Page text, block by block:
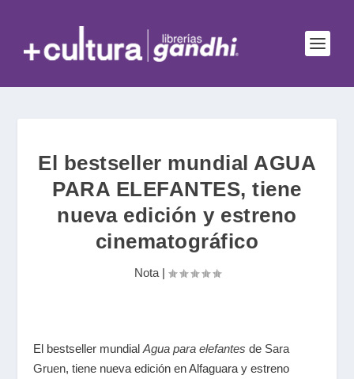
El bestseller mundial AGUA
PARA ELEFANTES, tiene
nueva edición y estreno
cinematográfico
Nota|
El bestseller mundialAgua para elefantes de Sara
Gruen, tiene nueva edición en Alfaguara y estreno